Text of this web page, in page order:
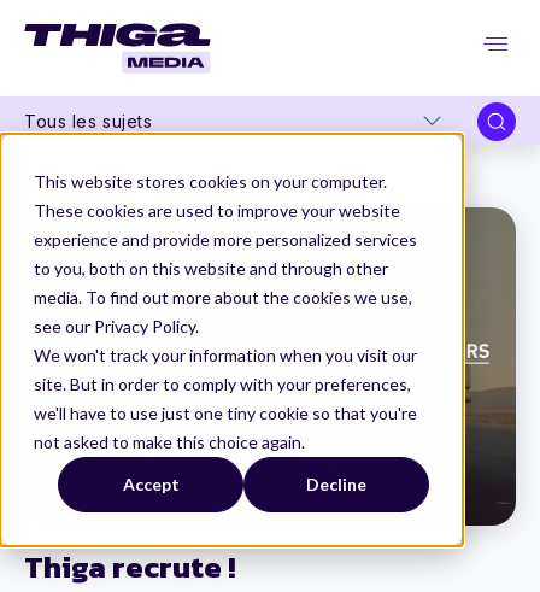
This website stores cookies on your computer.
These cookies are used to improve your website
experience and provide more personalized services
to you, both on this website and through other
media. To find out more about the cookies we use,
see our Privacy Policy.
We won't track your information when you visit our
site. But in order to comply with your preferences,
we'll have to use just one tiny cookie so that you're
not asked to make this choice again.
Accept Decline
Tous les sujets
Thiga recrute !
Thiga Media Organisation Produit Thiga recrute !